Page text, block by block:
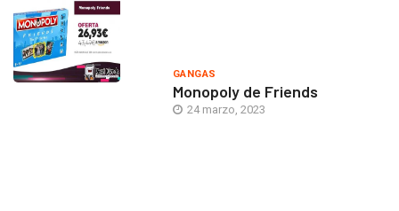
GANGAS
Monopoly de Friends
24 marzo, 2023